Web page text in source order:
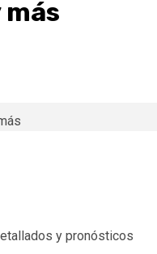
y pronósticos